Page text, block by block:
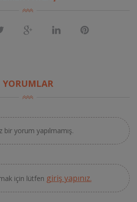
YORUMLAR
bir yorum yapılmamış.
için lütfen giriş yapınız.